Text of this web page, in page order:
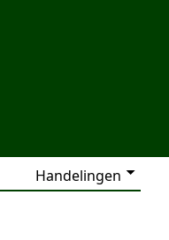
Handelingen